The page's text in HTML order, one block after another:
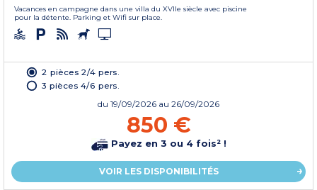
Vacances en campagne dans une villa du XVIIe siècle avec piscine
pour la détente. Parking et Wifi sur place.
2 pièces 2/4 pers.
3 pièces 4/6 pers.
du 19/09/2026 au 26/09/2026
850 €
Payez en 3 ou 4 fois² !
VOIR LES DISPONIBILITÉS